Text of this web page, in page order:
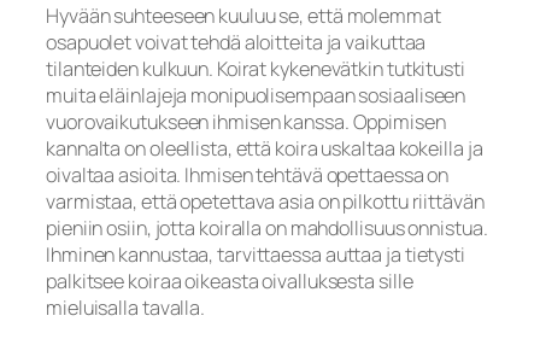
Hyvään suhteeseen kuuluu se, että molemmat
osapuolet voivat tehdä aloitteita ja vaikuttaa
tilanteiden kulkuun. Koirat kykenevätkin tutkitusti
muita eläinlajeja monipuolisempaan sosiaaliseen
vuorovaikutukseen ihmisen kanssa. Oppimisen
kannalta on oleellista, että koira uskaltaa kokeilla ja
oivaltaa asioita. Ihmisen tehtävä opettaessa on
varmistaa, että opetettava asia on pilkottu riittävän
pieniin osiin, jotta koiralla on mahdollisuus onnistua.
Ihminen kannustaa, tarvittaessa auttaa ja tietysti
palkitsee koiraa oikeasta oivalluksesta sille
mieluisalla tavalla.